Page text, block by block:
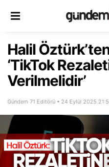
Halil
‘TikTok
Verilmelidir’
Gündem 71 Editörü • 24 Eylül 2025